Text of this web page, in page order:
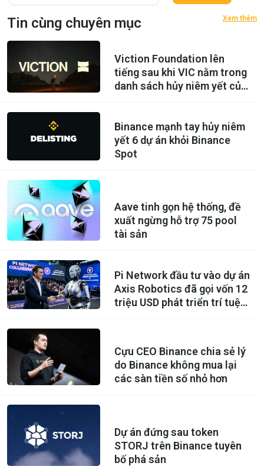
Tin cùng chuyên mục Xem thêm
Viction Foundation lên
tiếng sau khi VIC nằm trong
danh sách hủy niêm yết của
Binance mạnh tay hủy niêm
yết 6 dự án khỏi Binance
Spot
Aave tinh gọn hệ thống, đề
xuất ngừng hỗ trợ 75 pool
tài sản
Pi Network đầu tư vào dự án
Axis Robotics đã gọi vốn 12
triệu USD phát triển trí tuệ
Cựu CEO Binance chia sẻ lý
do Binance không mua lại
các sàn tiền số nhỏ hơn
Dự án đứng sau token
STORJ trên Binance tuyên
bố phá sản